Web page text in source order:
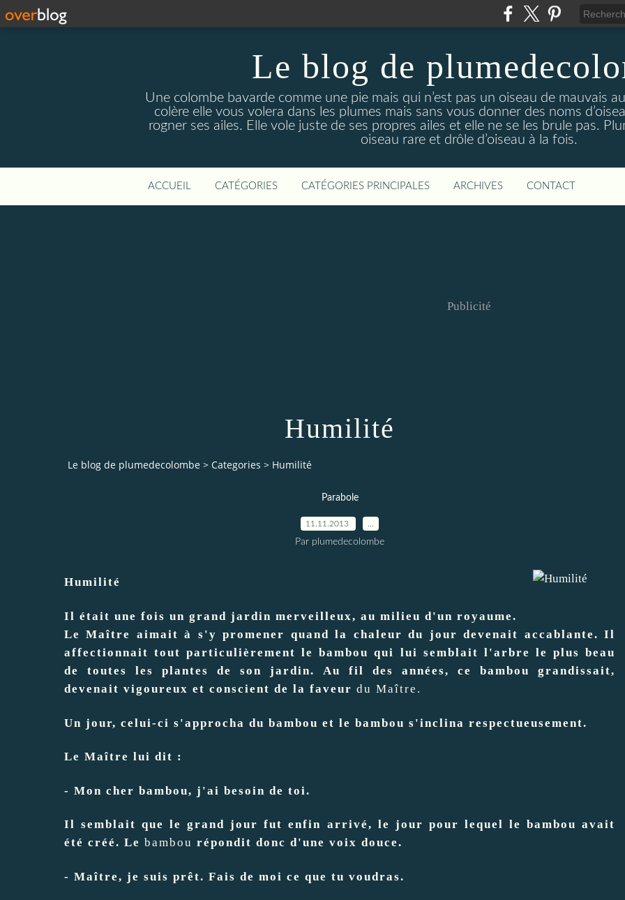
Le blog de
Une colombe bavarde comme une pie mais qui n’est pas un oiseau de mauvais
colère elle vous volera dans les plumes mais sans vous donner des noms
rogner ses ailes. Elle vole juste de ses propres ailes et elle ne se les brule pas.
oiseau rare et drôle d’oiseau à la fois.
ACCUEIL CATÉGORIES CATÉGORIES PRINCIPALES ARCHIVES CONTACT
Publicité
Humilité
Le blog de plumedecolombe > Categories > Humilité
Parabole
11.11.2013
Par plumedecolombe
Humilité
Il était une fois un grand jardin merveilleux, au milieu d'un royaume.
Le Maître aimait à s'y promener quand la chaleur du jour devenait accablante. Il
affectionnait tout particulièrement le bambou qui lui semblait l'arbre le plus beau
de toutes les plantes de son jardin. Au fil des années, ce bambou grandissait,
devenait vigoureux et conscient de la faveur du Maître.
Un jour, celui-ci s'approcha du bambou et le bambou s'inclina respectueusement.
Le Maître lui dit :
- Mon cher bambou, j'ai besoin de toi.
Il semblait que le grand jour fut enfin arrivé, le jour pour lequel le bambou avait
été créé. Le bambou répondit donc d'une voix douce.
- Maître, je suis prêt. Fais de moi ce que tu voudras.